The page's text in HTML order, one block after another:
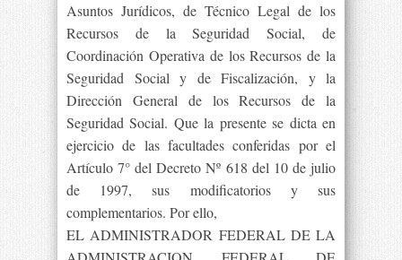
Asuntos Jurídicos, de Técnico Legal de los
Recursos de la Seguridad Social, de
Coordinación Operativa de los Recursos de la
Seguridad Social y de Fiscalización, y la
Dirección General de los Recursos de la
Seguridad Social. Que la presente se dicta en
ejercicio de las facultades conferidas por el
Artículo 7° del Decreto Nº 618 del 10 de julio
de 1997, sus modificatorios y sus
complementarios. Por ello,
EL ADMINISTRADOR FEDERAL DE LA